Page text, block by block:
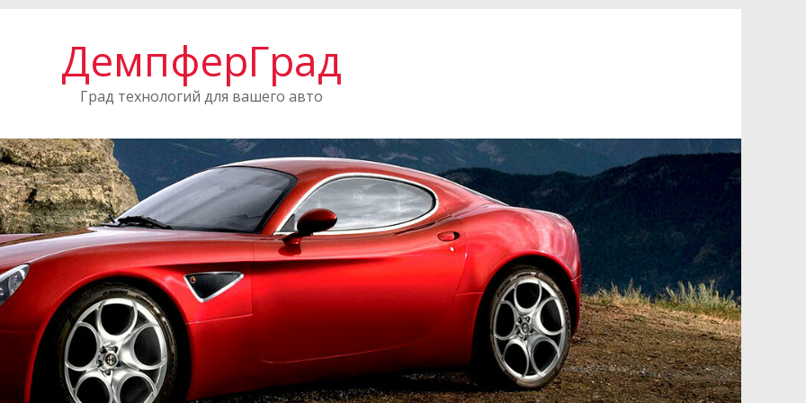
ДемпферГрад
Град технологий для вашего авто